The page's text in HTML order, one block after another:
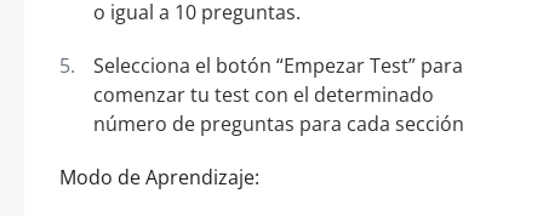
o igual a 10 preguntas.
Selecciona el botón “Empezar Test” para
comenzar tu test con el determinado
número de preguntas para cada sección
Modo de Aprendizaje: